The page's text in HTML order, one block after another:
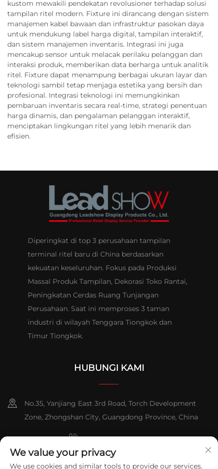
kustom mewakili pendekatan revolusioner terhadap solusi
tampilan ritel modern. Fixture ini dirancang dengan sistem
manajemen kabel bawaan dan infrastruktur pasokan daya
untuk mendukung label harga digital, tampilan interaktif,
dan sistem manajemen inventaris. Integrasi ini juga
mencakup sensor untuk melacak perilaku pelanggan dan
interaksi produk, memberikan data berharga untuk analitik
ritel. Fixture dapat menampung berbagai ukuran layar dan
teknologi sambil tetap menjaga estetika yang bersih dan
profesional. Integrasi teknologi ini memungkinkan
pembaruan inventaris secara real-time, strategi penentuan
harga dinamis, dan pengalaman pelanggan interaktif,
menciptakan lingkungan ritel yang lebih menarik dan
efisien.
Diperingkat di top 3 perusahaan tampilan
terminal ritel baru di China berdasarkan
kekuatan keseluruhan. Fokus pada Produksi
Massal Produk Tampilan, Dekorasi Toko Rantai,
Peningkatan Cerdas Ruang Tunjangan
Perusahaan. Saat ini memproses 3 taman
industri di wilayah Tenggara Tiongkok dan
Timur Tiongkok.
HUBUNGI KAMI
No.35, Yanjiang East 3rd Road, Torch Development
Zone, Zhongshan City, Guangdong Province, China
+86-076023631800
+86-13631181961
We value your privacy
We use cookies and similar tools to provide our services.